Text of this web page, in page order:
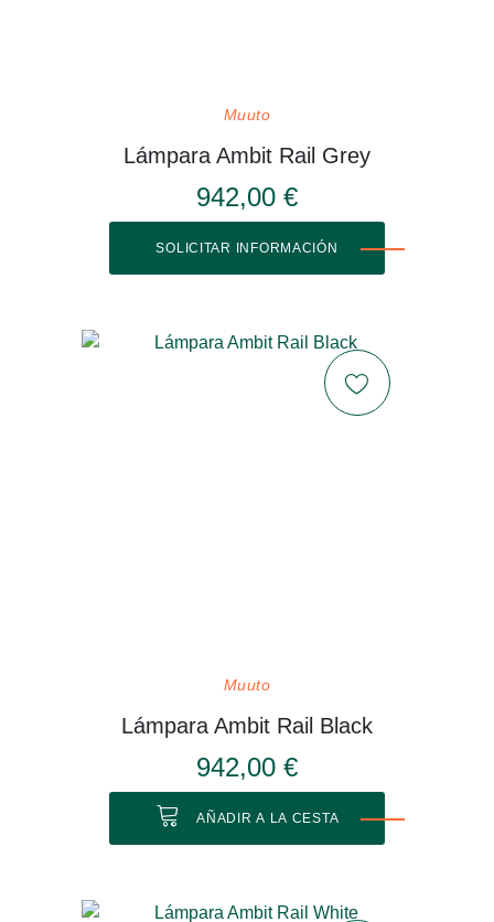
Muuto
Lámpara Ambit Rail Grey
942,00 €
SOLICITAR INFORMACIÓN
Muuto
Lámpara Ambit Rail Black
942,00 €
AÑADIR A LA CESTA